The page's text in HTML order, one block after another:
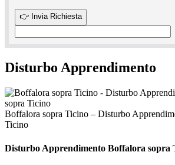
Disturbo Apprendimento
Boffalora sopra Ticino – Disturbo
Ticino
Disturbo Apprendimento Boffalora sopra